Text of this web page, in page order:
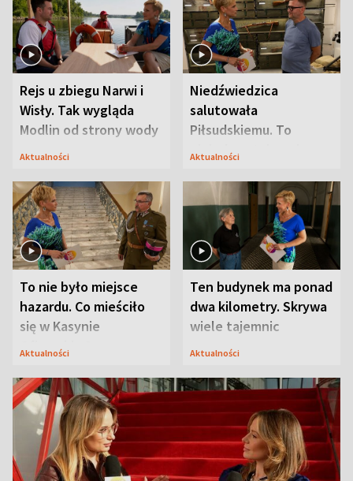
Rejs u zbiegu Narwi i
Wisły. Tak wygląda
Modlin od strony wody
Aktualności
Niedźwiedzica
salutowała
Piłsudskiemu. To
niejedyna tajemnica
Aktualności
To nie było miejsce
hazardu. Co mieściło
się w Kasynie
Oficerskim?
Aktualności
Ten budynek ma ponad
dwa kilometry. Skrywa
wiele tajemnic
Aktualności